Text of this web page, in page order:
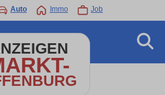
Auto Immo Job